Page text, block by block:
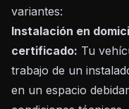
variantes:
Instalación en
certificado: Tu
trabajo de un
en un espacio